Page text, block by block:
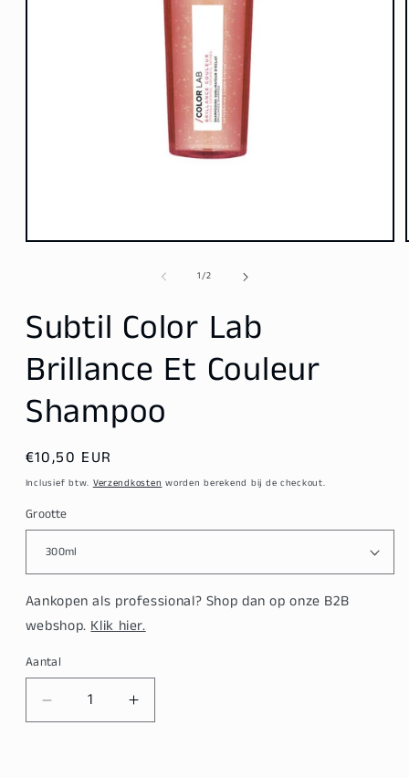
Media
1/van
2
Subtil Color Lab
Brillance Et Couleur
Shampoo
Normale
prijs
€10,50 EUR
Inclusief btw. Verzendkosten worden berekend bij de checkout.
Grootte
Aankopen als professional? Shop dan op onze B2B
webshop.Klik hier.
Aantal
Aantal
verlagen
Aantal
verhogen